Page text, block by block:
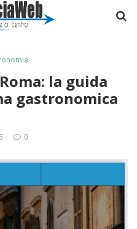
la guida
gastronomica
0